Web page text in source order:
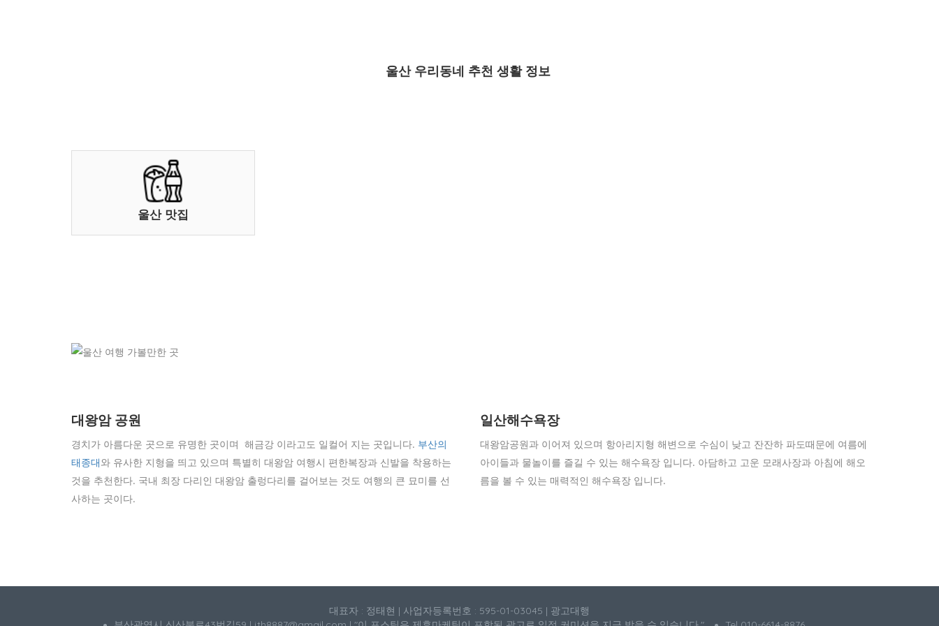
울산 우리동네 추천 생활 정보
울산 맛집
대왕암 공원
경치가 아름다운 곳으로 유명한 곳이며 해금강 이라고도 일컬어 지는 곳입니다. 부산의
태종대와 유사한 지형을 띄고 있으며 특별히 대왕암 여행시 편한복장과 신발을 착용하는
것을 추천한다. 국내 최장 다리인 대왕암 출렁다리를 걸어보는 것도 여행의 큰 묘미를 선
사하는 곳이다.
일산해수욕장
대왕암공원과 이어져 있으며 항아리지형 해변으로 수심이 낮고 잔잔하 파도때문에 여름에
아이들과 물놀이를 즐길 수 있는 해수욕장 입니다. 아담하고 고운 모래사장과 아침에 해오
름을 볼 수 있는 매력적인 해수욕장 입니다.
대표자 : 정태현 | 사업자등록번호 : 595-01-03045 | 광고대행